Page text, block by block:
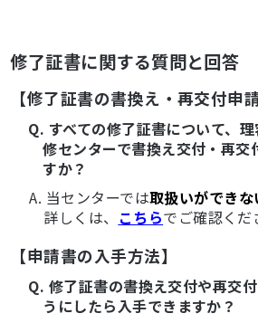
修了証書に関する質問と回答
【修了証書の書換え・再交付申
Q. すべての修了証書について、
修センターで書換え交付・再交
すか？
A. 当センターでは取扱いができな
詳しくは、 こちらでご確認くだ
【申請書の入手方法】
Q. 修了証書の書換え交付や再交
うにしたら入手できますか？